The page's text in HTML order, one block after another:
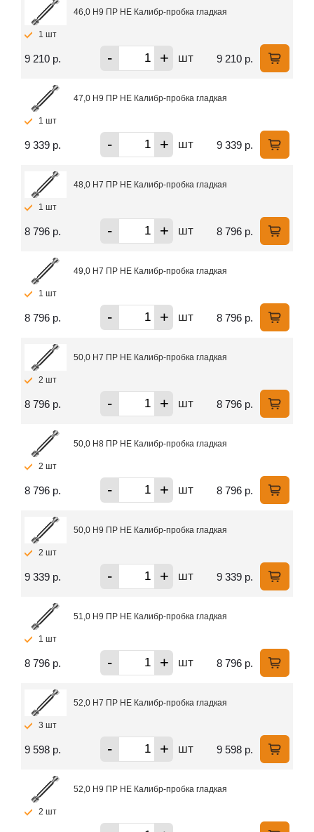
46,0 H9 ПР НЕ Калибр-пробка гладкая
1 шт
9 210 р. - + шт 9 210 р.
47,0 H9 ПР НЕ Калибр-пробка гладкая
1 шт
9 339 р. - + шт 9 339 р.
48,0 H7 ПР НЕ Калибр-пробка гладкая
1 шт
8 796 р. - + шт 8 796 р.
49,0 H7 ПР НЕ Калибр-пробка гладкая
1 шт
8 796 р. - + шт 8 796 р.
50,0 H7 ПР НЕ Калибр-пробка гладкая
2 шт
8 796 р. - + шт 8 796 р.
50,0 H8 ПР НЕ Калибр-пробка гладкая
2 шт
8 796 р. - + шт 8 796 р.
50,0 H9 ПР НЕ Калибр-пробка гладкая
2 шт
9 339 р. - + шт 9 339 р.
51,0 H9 ПР НЕ Калибр-пробка гладкая
1 шт
8 796 р. - + шт 8 796 р.
52,0 H7 ПР НЕ Калибр-пробка гладкая
3 шт
9 598 р. - + шт 9 598 р.
52,0 H9 ПР НЕ Калибр-пробка гладкая
2 шт